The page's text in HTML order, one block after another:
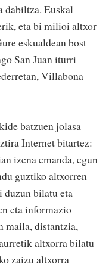
dabiltza. Euskal
eta bi milioi altxor
eskualdean bost
San Juan iturri
Villabona
batzuen jolasa
Internet bitartez:
izena emanda, egun
guztiko altxorren
duzun bilatu eta
eta informazio
maila, distantzia,
altxorra bilatu
zaizu altxorra